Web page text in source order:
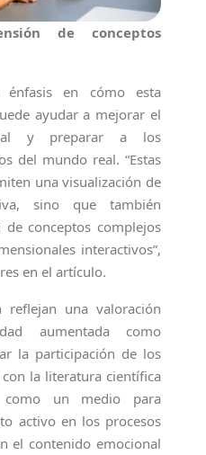
de conceptos
énfasis en cómo esta
ayudar a mejorar el
y preparar a los
del mundo real. “Estas
una visualización de
sino que también
conceptos complejos
interactivos”,
en el artículo.
reflejan una valoración
aumentada como
la participación de los
la literatura científica
un medio para
activo en los procesos
el contenido emocional